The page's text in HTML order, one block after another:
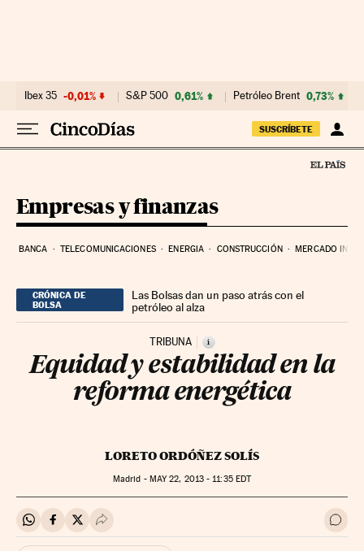
Ibex 35 -0,01% S&P 500 0,61% Petróleo Brent 0,73%
SUSCRÍBETE
Empresas y finanzas
BANCA TELECOMUNICACIONES ENERGIA CONSTRUCCIÓN MERCADO
CRÓNICA DE
BOLSA
Las Bolsas dan un paso atrás con el
petróleo al alza
TRIBUNA i
Equidad y estabilidad en la
reforma energética
LORETO ORDÓÑEZ SOLÍS
Madrid - MAY22, 2013 - 11:35EDT
Compartir en Whatsapp
Compartir en Facebook
Compartir en Twitter
Desplegar Redes Sociales Ir a